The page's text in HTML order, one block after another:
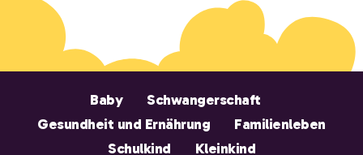
Baby
Schwangerschaft
Gesundheit und Ernährung
Familienleben
Schulkind
Kleinkind